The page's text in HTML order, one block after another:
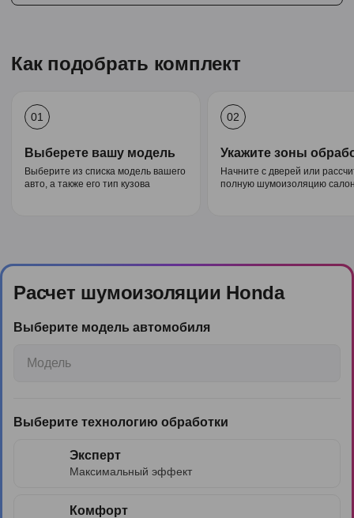
Как подобрать комплект
01
Выберете вашу модель
Выберите из списка модель вашего
авто, а также его тип кузова
02
Укажите зоны
Начните с дверей или
полную шумоизоляцию
Расчет шумоизоляции Honda
Выберите модель автомобиля
Модель
Выберите технологию обработки
Эксперт
Максимальный эффект
Комфорт